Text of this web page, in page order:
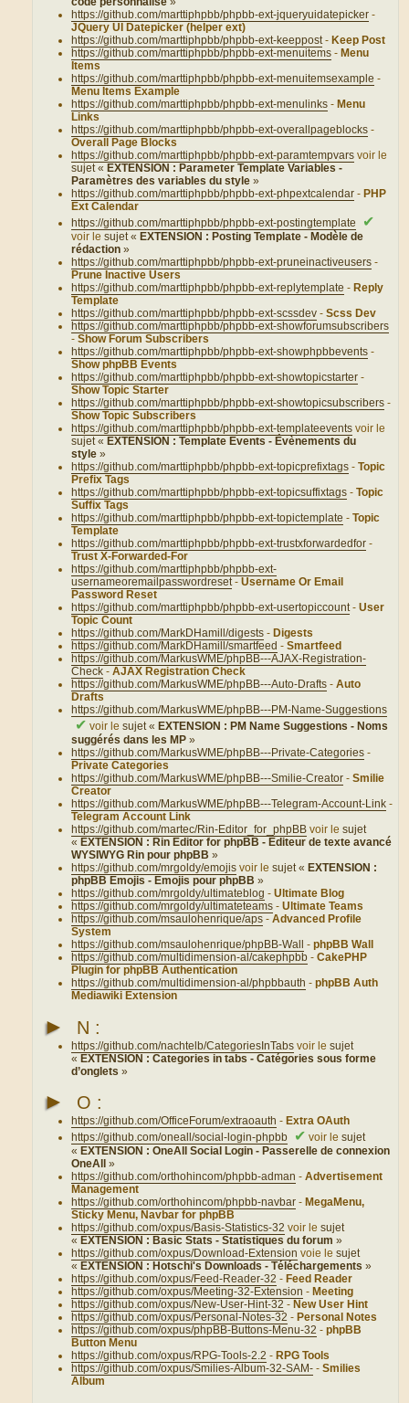
https://github.com/marttiphpbb/phpbb-ext-jqueryuidatepicker -
JQuery UI Datepicker (helper ext)
https://github.com/marttiphpbb/phpbb-ext-keeppost- Keep Post
https://github.com/marttiphpbb/phpbb-ext-menuitems - Menu
Items
https://github.com/marttiphpbb/phpbb-ext-menuitemsexample -
Menu Items Example
https://github.com/marttiphpbb/phpbb-ext-menulinks - Menu
Links
https://github.com/marttiphpbb/phpbb-ext-overallpageblocks -
Overall Page Blocks
https://github.com/marttiphpbb/phpbb-ext-paramtempvars voir le
sujet « EXTENSION : Parameter Template Variables -
Paramètres des variables du style»
https://github.com/marttiphpbb/phpbb-ext-phpextcalendar - PHP
Ext Calendar
https://github.com/marttiphpbb/phpbb-ext-postingtemplate
✔
voir lesujet « EXTENSION : Posting Template - Modèle de
rédaction»
https://github.com/marttiphpbb/phpbb-ext-pruneinactiveusers -
Prune Inactive Users
https://github.com/marttiphpbb/phpbb-ext-replytemplate - Reply
Template
https://github.com/marttiphpbb/phpbb-ext-scssdev -Scss Dev
https://github.com/marttiphpbb/phpbb-ext-showforumsubscribers
-Show Forum Subscribers
https://github.com/marttiphpbb/phpbb-ext-showphpbbevents -
Show phpBB Events
https://github.com/marttiphpbb/phpbb-ext-showtopicstarter -
Show Topic Starter
https://github.com/marttiphpbb/phpbb-ext-showtopicsubscribers -
Show Topic Subscribers
https://github.com/marttiphpbb/phpbb-ext-templateevents voir le
sujet « EXTENSION : Template Events - Évènements du
style»
https://github.com/marttiphpbb/phpbb-ext-topicprefixtags -Topic
Prefix Tags
https://github.com/marttiphpbb/phpbb-ext-topicsuffixtags -Topic
Suffix Tags
https://github.com/marttiphpbb/phpbb-ext-topictemplate -Topic
Template
https://github.com/marttiphpbb/phpbb-ext-trustxforwardedfor -
Trust X-Forwarded-For
https://github.com/marttiphpbb/phpbb-ext-
usernameoremailpasswordreset-Username Or Email
Password Reset
https://github.com/marttiphpbb/phpbb-ext-usertopiccount-User
Topic Count
https://github.com/MarkDHamill/digests - Digests
https://github.com/MarkDHamill/smartfeed -Smartfeed
https://github.com/MarkusWME/phpBB---AJAX-Registration-
Check -AJAX Registration Check
https://github.com/MarkusWME/phpBB---Auto-Drafts -Auto
Drafts
https://github.com/MarkusWME/phpBB---PM-Name-Suggestions
✔ voir lesujet « EXTENSION : PM Name Suggestions - Noms
suggérés dans les MP»
https://github.com/MarkusWME/phpBB---Private-Categories -
Private Categories
https://github.com/MarkusWME/phpBB---Smilie-Creator -Smilie
Creator
https://github.com/MarkusWME/phpBB---Telegram-Account-Link -
Telegram Account Link
https://github.com/martec/Rin-Editor_for_phpBB voir lesujet
« EXTENSION : Rin Editor for phpBB - Éditeur de texte avancé
WYSIWYG Rin pour phpBB»
https://github.com/mrgoldy/emojis voir lesujet « EXTENSION :
phpBB Emojis - Emojis pour phpBB»
https://github.com/mrgoldy/ultimateblog -Ultimate Blog
https://github.com/mrgoldy/ultimateteams -Ultimate Teams
https://github.com/msaulohenrique/aps -Advanced Profile
System
https://github.com/msaulohenrique/phpBB-Wall
-phpBB Wall
https://github.com/multidimension-al/cakephpbb -CakePHP
Plugin for phpBB Authentication
https://github.com/multidimension-al/phpbbauth -phpBB Auth
Mediawiki Extension
► N :
https://github.com/nachtelb/CategoriesInTabs voir lesujet
« EXTENSION : Categories in tabs - Catégories sous forme
d’onglets»
► O :
https://github.com/OfficeForum/extraoauth - Extra OAuth
https://github.com/oneall/social-login-phpbb
✔ voir lesujet
« EXTENSION : OneAll Social Login - Passerelle de connexion
OneAll»
https://github.com/orthohincom/phpbb-adman -Advertisement
Management
https://github.com/orthohincom/phpbb-navbar - MegaMenu,
Sticky Menu, Navbar for phpBB
https://github.com/oxpus/Basis-Statistics-32 voir lesujet
« EXTENSION : Basic Stats - Statistiques du forum»
https://github.com/oxpus/Download-Extension voie lesujet
« EXTENSION : Hotschi's Downloads - Téléchargements»
https://github.com/oxpus/Feed-Reader-32 - Feed Reader
https://github.com/oxpus/Meeting-32-Extension - Meeting
https://github.com/oxpus/New-User-Hint-32 - New User Hint
https://github.com/oxpus/Personal-Notes-32 - Personal Notes
https://github.com/oxpus/phpBB-Buttons-Menu-32 -phpBB
Button Menu
https://github.com/oxpus/RPG-Tools-2.2 - RPG Tools
https://github.com/oxpus/Smilies-Album-32-SAM- -Smilies
Album